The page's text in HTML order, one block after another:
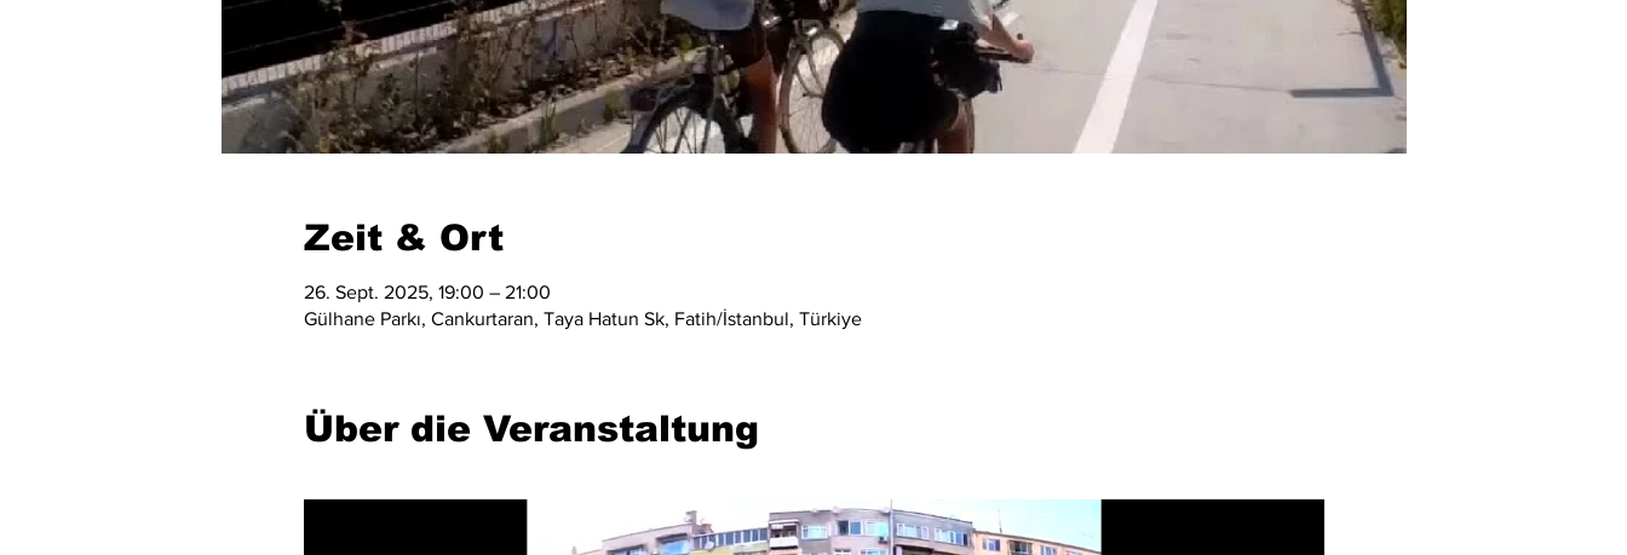
Zeit & Ort
26. Sept. 2025, 19:00 – 21:00
Gülhane Parkı, Cankurtaran, Taya Hatun Sk, Fatih/İstanbul, Türkiye
Über die Veranstaltung